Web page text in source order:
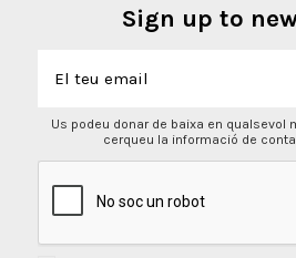
Sign up to
Us podeu donar de baixa en qualsevol
cerqueu la informació de